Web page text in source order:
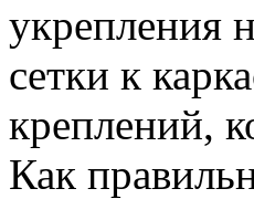
укрепления
сетки к
креплений,
Как